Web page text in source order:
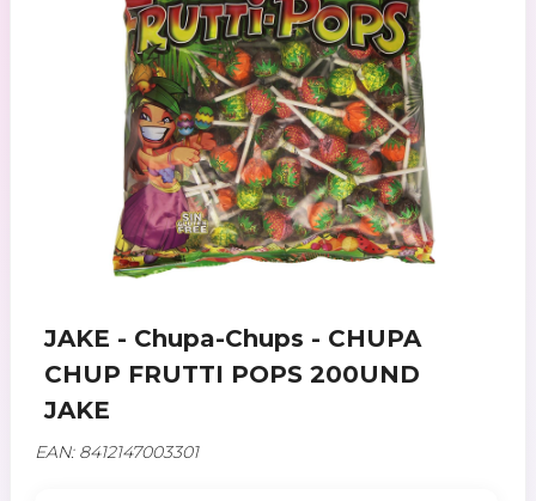
JAKE - Chupa-Chups - CHUPA
CHUP FRUTTI POPS 200UND
JAKE
EAN: 8412147003301